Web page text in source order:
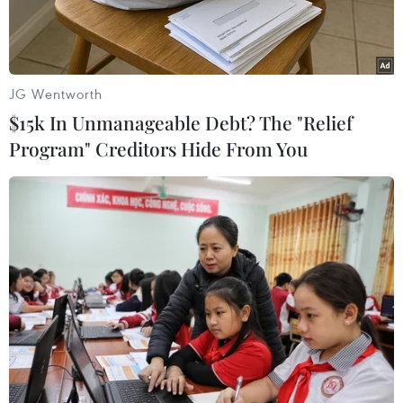
với nhau.
Nhà báo Keo Chandara, Phó Tổng Giám đốc Hãng Thông tấn
Campuchia (AKP), trả lời phỏng vấn phóng viên TTXVN. (Ảnh:
Nhóm phóng viên TTXVN tại Campuchia)
Hướng tới kỷ niệm 40 năm ngày lật đổ chế độ
JG Wentworth
$15k In Unmanageable Debt? The "Relief
Program" Creditors Hide From You